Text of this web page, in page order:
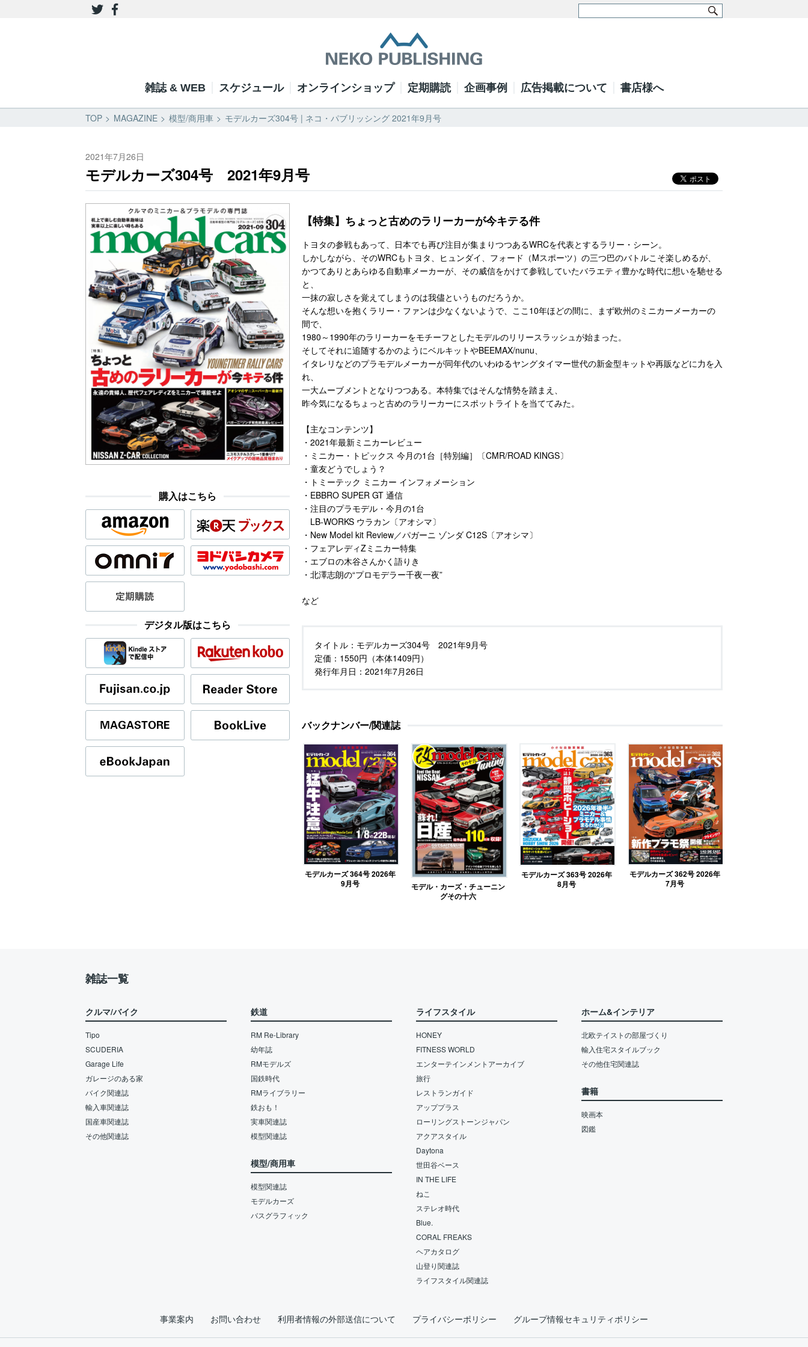
雑誌 & WEB スケジュール オンラインショップ 定期購読 企画事例 広告掲載について 書店様へ
TOP MAGAZINE 模型/商用車 モデルカーズ304号 | ネコ・パブリッシング 2021年9月号
2021年7月26日
モデルカーズ304号 2021年9月号
購入はこちら
デジタル版はこちら
【特集】ちょっと古めのラリーカーが今キテる件
トヨタの参戦もあって、日本でも再び注目が集まりつつあるWRCを代表とするラリー・シーン。
しかしながら、そのWRCもトヨタ、ヒュンダイ、フォード（Mスポーツ）の三つ巴のバトルこそ楽しめるが、
かつてありとあらゆる自動車メーカーが、その威信をかけて参戦していたバラエティ豊かな時代に想いを馳せる
と、
一抹の寂しさを覚えてしまうのは我儘というものだろうか。
そんな想いを抱くラリー・ファンは少なくないようで、ここ10年ほどの間に、まず欧州のミニカーメーカーの
間で、
1980～1990年のラリーカーをモチーフとしたモデルのリリースラッシュが始まった。
そしてそれに追随するかのようにベルキットやBEEMAX/nunu、
イタレリなどのプラモデルメーカーが同年代のいわゆるヤングタイマー世代の新金型キットや再販などに力を入
れ、
一大ムーブメントとなりつつある。本特集ではそんな情勢を踏まえ、
昨今気になるちょっと古めのラリーカーにスポットライトを当ててみた。
【主なコンテンツ】
・2021年最新ミニカーレビュー
・ミニカー・トピックス 今月の1台［特別編］〔CMR/ROAD KINGS〕
・童友どうでしょう？
・トミーテック ミニカー インフォメーション
・EBBRO SUPER GT 通信
・注目のプラモデル・今月の1台
LB-WORKS ウラカン〔アオシマ〕
・New Model kit Review／パガーニ ゾンダ C12S〔アオシマ〕
・フェアレディZミニカー特集
・エブロの木谷さんかく語りき
・北澤志朗の“プロモデラー千夜一夜”
など
タイトル： モデルカーズ304号 2021年9月号
定価： 1550円（本体1409円）
発行年月日： 2021年7月26日
バックナンバー/関連誌
モデルカーズ 364号 2026年
9月号
モデル・カーズ・チューニン
グその十六
モデルカーズ 363号 2026年
8月号
モデルカーズ 362号 2026年
7月号
雑誌一覧
クルマ/バイク
Tipo
SCUDERIA
Garage Life
ガレージのある家
バイク関連誌
輸入車関連誌
国産車関連誌
その他関連誌
鉄道
RM Re-Library
幼年誌
RMモデルズ
国鉄時代
RMライブラリー
鉄おも！
実車関連誌
模型関連誌
模型/商用車
模型関連誌
モデルカーズ
バスグラフィック
ライフスタイル
HONEY
FITNESS WORLD
エンターテインメントアーカイブ
旅行
レストランガイド
アッププラス
ローリングストーンジャパン
アクアスタイル
Daytona
世田谷ベース
IN THE LIFE
ねこ
ステレオ時代
Blue.
CORAL FREAKS
ヘアカタログ
山登り関連誌
ライフスタイル関連誌
ホーム&インテリア
北欧テイストの部屋づくり
輸入住宅スタイルブック
その他住宅関連誌
書籍
映画本
図鑑
事業案内 お問い合わせ 利用者情報の外部送信について プライバシーポリシー グループ情報セキュリティポリシー